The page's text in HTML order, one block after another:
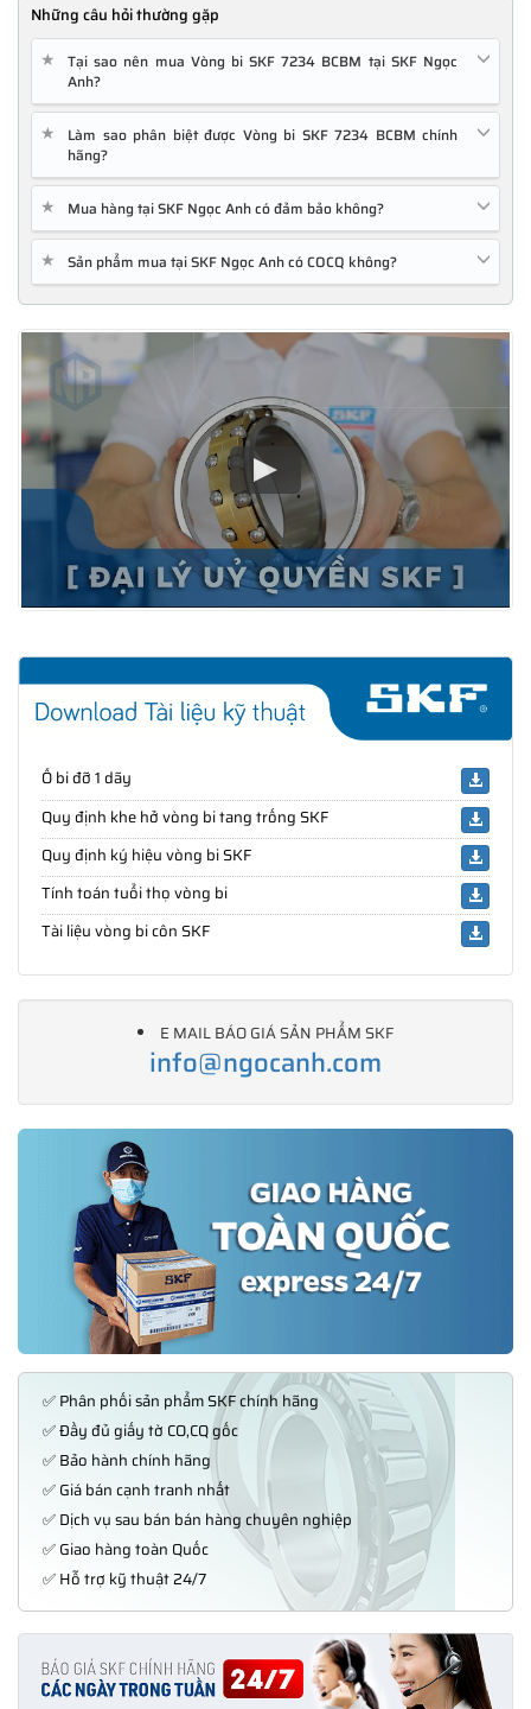
Những câu hỏi thường gặp
★
Tại sao nên mua Vòng bi SKF 7234 BCBM tại SKF Ngọc
Anh?
★
Làm sao phân biệt được Vòng bi SKF 7234 BCBM chính
hãng?
★ Mua hàng tại SKF Ngọc Anh có đảm bảo không?
★ Sản phẩm mua tại SKF Ngọc Anh có COCQ không?
Ổ bi đỡ 1 dãy
Quy định khe hở vòng bi tang trống SKF
Quy định ký hiệu vòng bi SKF
Tính toán tuổi thọ vòng bi
Tài liệu vòng bi côn SKF
E MAIL BÁO GIÁ SẢN PHẨM SKF
info@ngocanh.com
✅ Phân phối sản phẩm SKF chính hãng
✅ Đầy đủ giấy tờ CO,CQ gốc
✅ Bảo hành chính hãng
✅ Giá bán cạnh tranh nhất
✅ Dịch vụ sau bán bán hàng chuyên nghiệp
✅ Giao hàng toàn Quốc
✅ Hỗ trợ kỹ thuật 24/7